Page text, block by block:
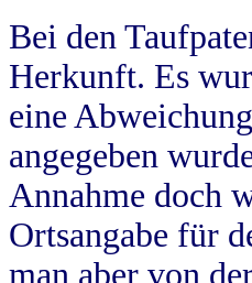
Bei den
Herkunft. Es
eine
angegeben
Annahme doch
Ortsangabe für
man aber von